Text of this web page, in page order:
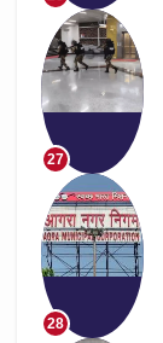
27
28